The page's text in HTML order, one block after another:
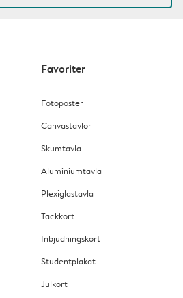
Favoriter
Fotoposter
Canvastavlor
Skumtavla
Aluminiumtavla
Plexiglastavla
Tackkort
Inbjudningskort
Studentplakat
Julkort